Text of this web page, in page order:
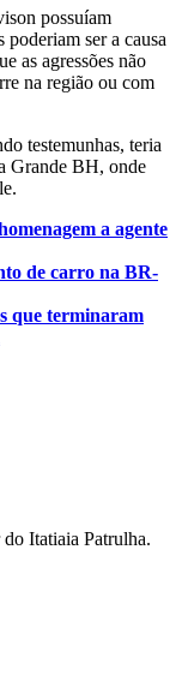
possuíam
poderiam ser a causa
as agressões não
na região ou com
testemunhas, teria
Grande BH, onde
a agente
de carro na BR-
que terminaram
Itatiaia Patrulha.